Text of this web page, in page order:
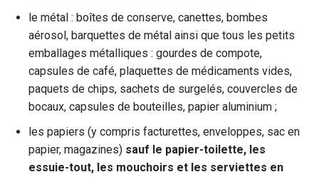
le métal : boîtes de conserve, canettes, bombes
aérosol, barquettes de métal ainsi que tous les petits
emballages métalliques : gourdes de compote,
capsules de café, plaquettes de médicaments vides,
paquets de chips, sachets de surgelés, couvercles de
bocaux, capsules de bouteilles, papier aluminium ;
les papiers (y compris facturettes, enveloppes, sac en
papier, magazines) sauf le papier-toilette, les
essuie-tout, les mouchoirs et les serviettes en